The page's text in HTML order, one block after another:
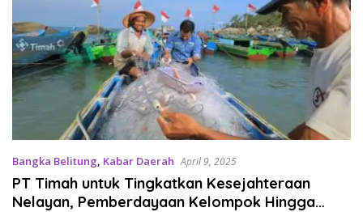
Bangka Belitung, Kabar Daerah April 9, 2025
PT Timah untuk Tingkatkan Kesejahteraan
Nelayan, Pemberdayaan Kelompok Hingga